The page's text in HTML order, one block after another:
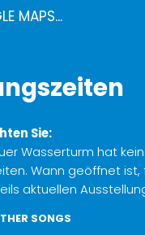
MAPS...
Sie:
Wasserturm hat
Wann geöffnet ist,
aktuellen
SONGS